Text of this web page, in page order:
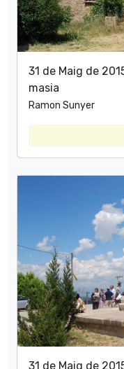
31 de Maig de
masia
Ramon Sunyer
31 de Maig de